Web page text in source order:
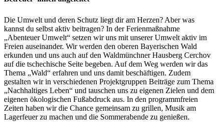
Die Umwelt und deren Schutz liegt dir am Herzen? Aber was
kannst du selbst aktiv beitragen? In der Ferienmaßnahme
„Abenteuer Umwelt“ setzen wir uns mit unserer Umwelt aktiv im
Freien auseinander. Wir werden den oberen Bayerischen Wald
erkunden und uns auch auf den Waldmünchner Hausberg Cerchov
auf die tschechische Seite begeben. Auf dem Weg werden wir das
Thema „Wald“ erfahren und uns damit beschäftigen. Zudem
gestalten wir in verschiedenen Projektgruppen Beiträge zum Thema
„Nachhaltiges Leben“ und tauschen uns zu eigenen Zielen und dem
eigenen ökologischen Fußabdruck aus. In den programmfreien
Zeiten haben wir die Chance gemeinsam zu grillen, Musik am
Lagerfeuer zu machen und die Sommerabende zu genießen.